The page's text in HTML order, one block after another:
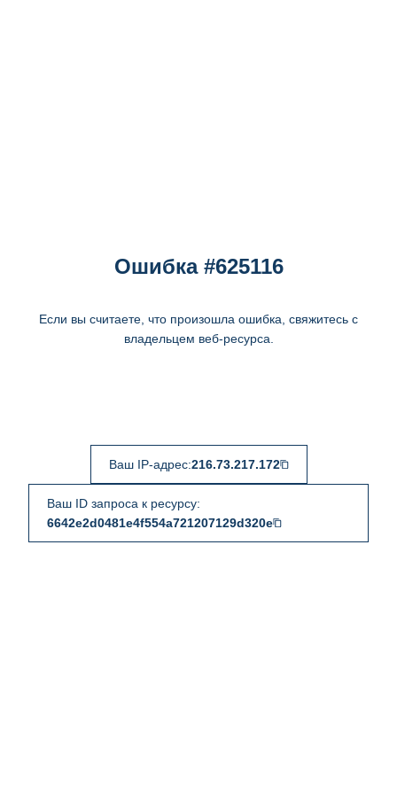
Ошибка #625116
Если вы считаете, что произошла ошибка, свяжитесь с
владельцем веб-ресурса.
Ваш IP-адрес:216.73.217.172
Ваш ID запроса к ресурсу:
6642e2d0481e4f554a721207129d320e